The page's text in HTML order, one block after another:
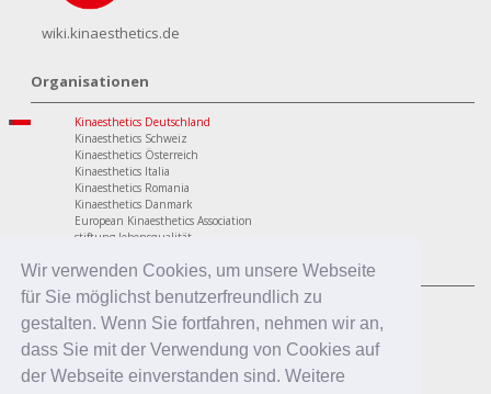
Wir verwenden Cookies, um unsere Webseite
für Sie möglichst benutzerfreundlich zu
gestalten. Wenn Sie fortfahren, nehmen wir an,
dass Sie mit der Verwendung von Cookies auf
der Webseite einverstanden sind. Weitere
wiki.kinaesthetics.de
Organisationen
Kinaesthetics Deutschland
Kinaesthetics Schweiz
Kinaesthetics Österreich
Kinaesthetics Italia
Kinaesthetics Romania
Kinaesthetics Danmark
European Kinaesthetics Association
stiftung lebensqualität
Programme
personaler Bereich
Kinaesthetics Lebensqualität im Alter
Kinaesthetics Kreatives Lernen
professionaler Bereich
Kinaesthetics in der Pflege